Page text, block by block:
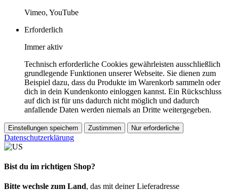
Vimeo, YouTube
Erforderlich
Immer aktiv
Technisch erforderliche Cookies gewährleisten ausschließlich
grundlegende Funktionen unserer Webseite. Sie dienen zum
Beispiel dazu, dass du Produkte im Warenkorb sammeln oder
dich in dein Kundenkonto einloggen kannst. Ein Rückschluss
auf dich ist für uns dadurch nicht möglich und dadurch
anfallende Daten werden niemals an Dritte weitergegeben.
Einstellungen speichern Zustimmen Nur erforderliche
Datenschutzerklärung
Bist du im richtigen Shop?
Bitte wechsle zum Land, das mit deiner Lieferadresse